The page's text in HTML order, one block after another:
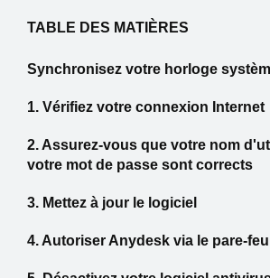
TABLE DES MATIÈRES
Synchronisez votre horloge
1. Vérifiez votre connexion Internet
2. Assurez-vous que votre nom
votre mot de passe sont corrects
3. Mettez à jour le logiciel
4. Autoriser Anydesk via le pare-feu